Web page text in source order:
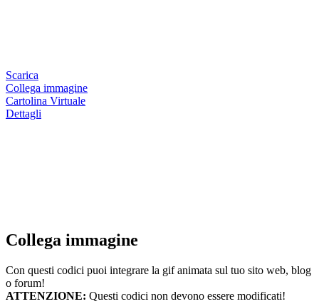
Scarica
Collega immagine
Cartolina Virtuale
Dettagli
Collega immagine
Con questi codici puoi integrare la gif animata sul tuo sito web, blog
o forum!
ATTENZIONE: Questi codici non devono essere modificati!